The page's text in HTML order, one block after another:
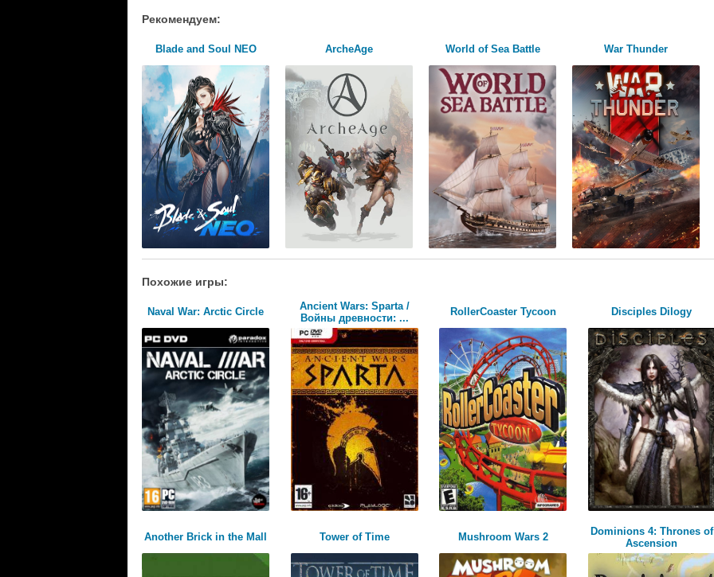
Рекомендуем:
Blade and Soul NEO ArcheAge World of Sea Battle War Thunder
Похожие игры:
Naval War: Arctic Circle
Ancient Wars: Sparta /
Войны древности: ...
RollerCoaster Tycoon Disciples Dilogy
Another Brick in the Mall Tower of Time Mushroom Wars 2
Dominions 4: Thrones of
Ascension